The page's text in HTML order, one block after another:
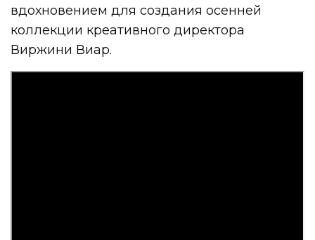
вдохновением для создания осенней
коллекции креативного директора
Виржини Виар.